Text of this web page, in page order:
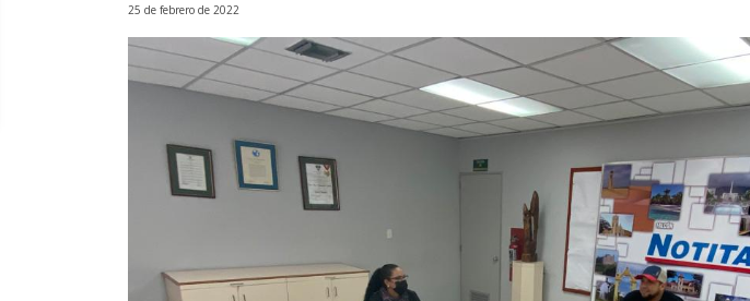
25 de febrero de 2022